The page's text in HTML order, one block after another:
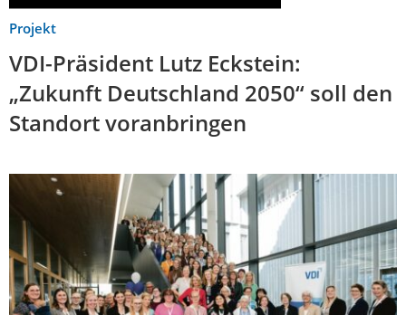
Projekt
VDI-Präsident Lutz Eckstein:
„Zukunft Deutschland 2050“ soll den
Standort voranbringen